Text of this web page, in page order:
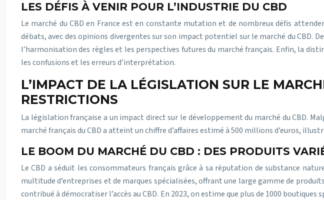
LES DÉFIS À VENIR POUR L’INDUSTRIE DU CBD
Le marché du CBD en France est en constante mutation et de nombreux défis
débats, avec des opinions divergentes sur son impact potentiel sur le marché du CBD.
l’harmonisation des règles et les perspectives futures du marché français. Enfin, la
les confusions et les erreurs d’interprétation.
L’IMPACT DE LA LÉGISLATION SUR LE
RESTRICTIONS
La législation française a un impact direct sur le développement du marché du CBD.
marché français du CBD a atteint un chiffre d’affaires estimé à 500 millions d’euros,
LE BOOM DU MARCHÉ DU CBD : DES PRODUITS
Le CBD a séduit les consommateurs français grâce à sa réputation de substance
multitude d’entreprises et de marques spécialisées, offrant une large gamme de
contribué à démocratiser l’accès au CBD. En 2023, on estime que plus de 1000